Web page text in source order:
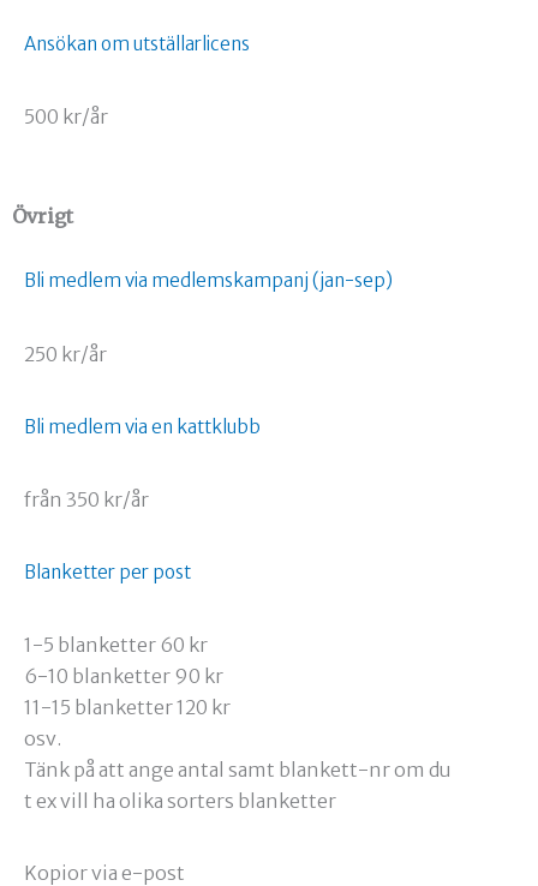
Ansökan om utställarlicens
500 kr/år
Övrigt
Bli medlem via medlemskampanj (jan-sep)
250 kr/år
Bli medlem via en kattklubb
från 350 kr/år
Blanketter per post
1-5 blanketter 60 kr
6-10 blanketter 90 kr
11-15 blanketter 120 kr
osv.
Tänk på att ange antal samt blankett-nr om du
t ex vill ha olika sorters blanketter
Kopior via e-post